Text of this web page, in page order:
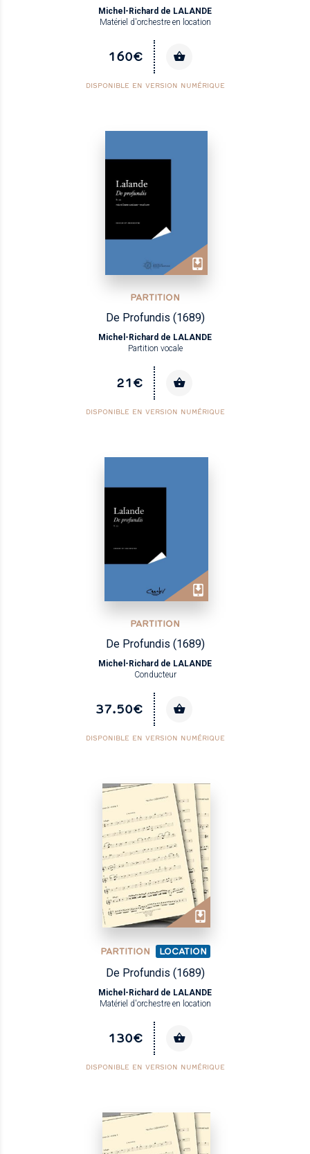
Michel-Richard de LALANDE
Matériel d'orchestre en location
160€
DISPONIBLE EN VERSION NUMÉRIQUE
PARTITION
De Profundis (1689)
Michel-Richard de LALANDE
Partition vocale
21€
DISPONIBLE EN VERSION NUMÉRIQUE
PARTITION
De Profundis (1689)
Michel-Richard de LALANDE
Conducteur
37.50€
DISPONIBLE EN VERSION NUMÉRIQUE
PARTITION LOCATION
De Profundis (1689)
Michel-Richard de LALANDE
Matériel d'orchestre en location
130€
DISPONIBLE EN VERSION NUMÉRIQUE